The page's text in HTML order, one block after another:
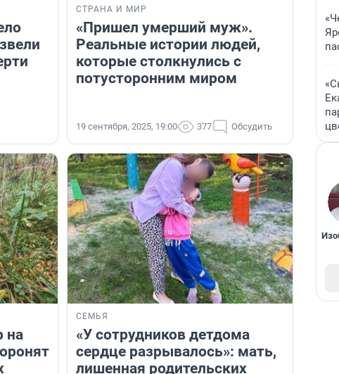
СТРАНА И МИР
«Пришел умерший муж».
Реальные истории людей,
которые столкнулись с
потусторонним миром
19 сентября, 2025, 19:00 377 Обсудить
на
СЕМЬЯ
«У сотрудников детдома
сердце разрывалось»: мать,
лишенная родительских